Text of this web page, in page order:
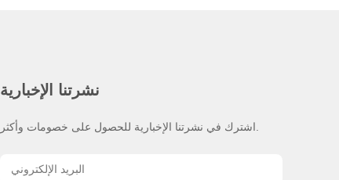
نشرتنا الإخبارية